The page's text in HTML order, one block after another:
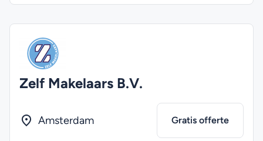
Zelf Makelaars B.V.
Amsterdam Gratis offerte